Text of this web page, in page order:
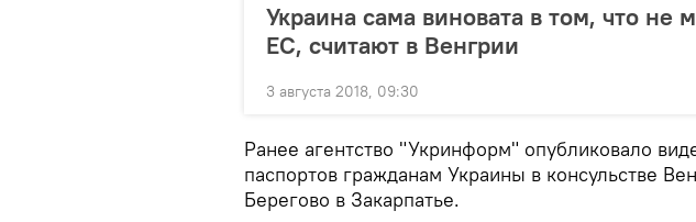
Украина сама виновата в том, что не
ЕС, считают в Венгрии
3 августа 2018, 09:30
Ранее агентство "Укринформ" опубликовало
паспортов гражданам Украины в консульстве
Берегово в Закарпатье.